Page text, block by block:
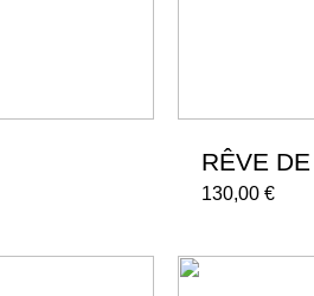
RÊVE
130,00€